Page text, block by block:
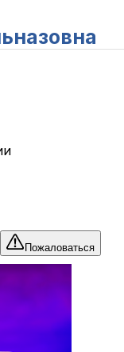
Пожаловаться